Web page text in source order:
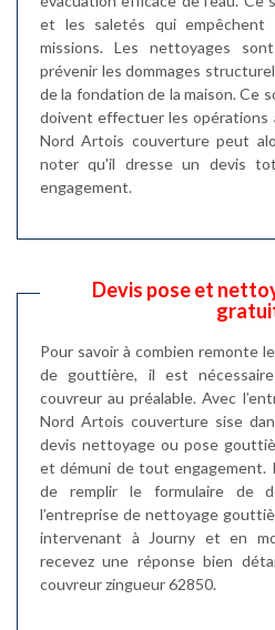
et les saletés qui empêchent
missions. Les nettoyages
prévenir les dommages
de la fondation de la maison. Ce
doivent effectuer les opérations
Nord Artois couverture peut
noter qu'il dresse un devis
engagement.
Devis pose et
Pour savoir à combien remonte
de gouttière, il est
couvreur au préalable. Avec
Nord Artois couverture sise
devis nettoyage ou pose
et démuni de tout engagement.
de remplir le formulaire de
l’entreprise de nettoyage
intervenant à Journy et en
recevez une réponse bien
couvreur zingueur 62850.